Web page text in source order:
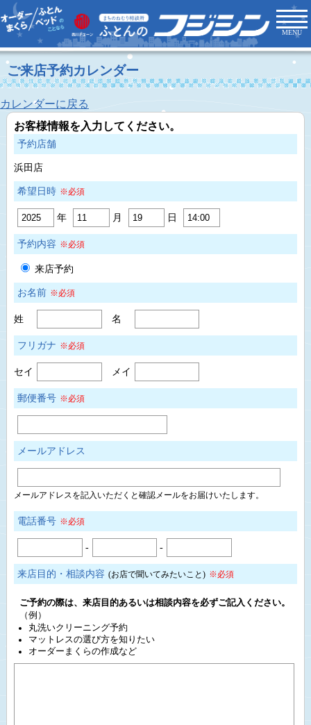
MENU
ご来店予約カレンダー
カレンダーに戻る
お客様情報を入力してください。
予約店舗
浜田店
希望日時 ※必須
年 月 日
予約内容 ※必須
来店予約
お名前 ※必須
姓 名
フリガナ ※必須
セイ メイ
郵便番号 ※必須
メールアドレス
メールアドレスを記入いただくと確認メールをお届けいたします。
電話番号 ※必須
- -
来店目的・相談内容 (お店で聞いてみたいこと) ※必須
ご予約の際は、来店目的あるいは相談内容を必ずご記入ください。
（例）
丸洗いクリーニング予約
マットレスの選び方を知りたい
オーダーまくらの作成など